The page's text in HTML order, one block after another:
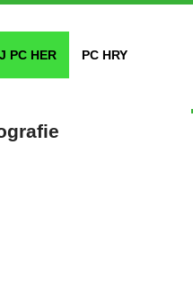
PC HER PC HRY